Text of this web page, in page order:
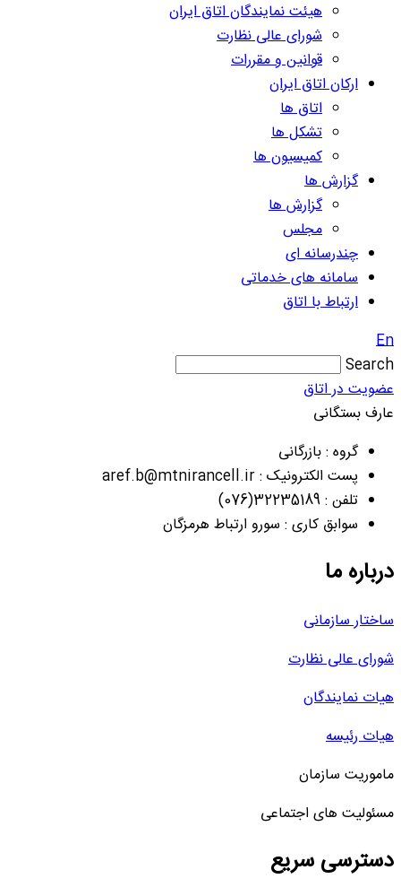
هیئت نمایندگان اتاق ایران
شورای عالی نظارت
قوانین و مقررات
ارکان اتاق ایران
اتاق ها
تشکل ها
کمیسیون ها
گزارش ها
گزارش ها
مجلس
چندرسانه ای
سامانه های خدماتی
ارتباط با اتاق
En
Search
عضویت در اتاق
عارف بستگانی
گروه : بازرگانی
پست الکترونیک : aref.b@mtnirancell.ir
تلفن : 32235189(076)
سوابق کاری : سورو ارتباط هرمزگان
درباره ما
ساختار سازمانی
شورای عالی نظارت
هیات نمایندگان
هیات رئیسه
ماموریت سازمان
مسئولیت های اجتماعی
دسترسی سریع